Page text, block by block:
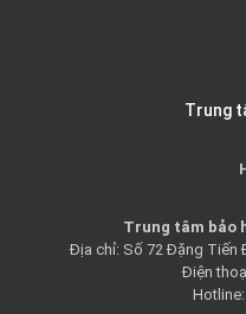
Trung
Trung tâm bảo
Địa chỉ: Số 72 Đặng Tiến
Điện
Hotline: